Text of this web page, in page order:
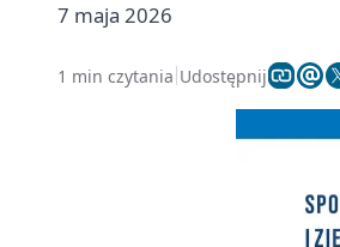
7 maja 2026
1 min czytania Udostępnij